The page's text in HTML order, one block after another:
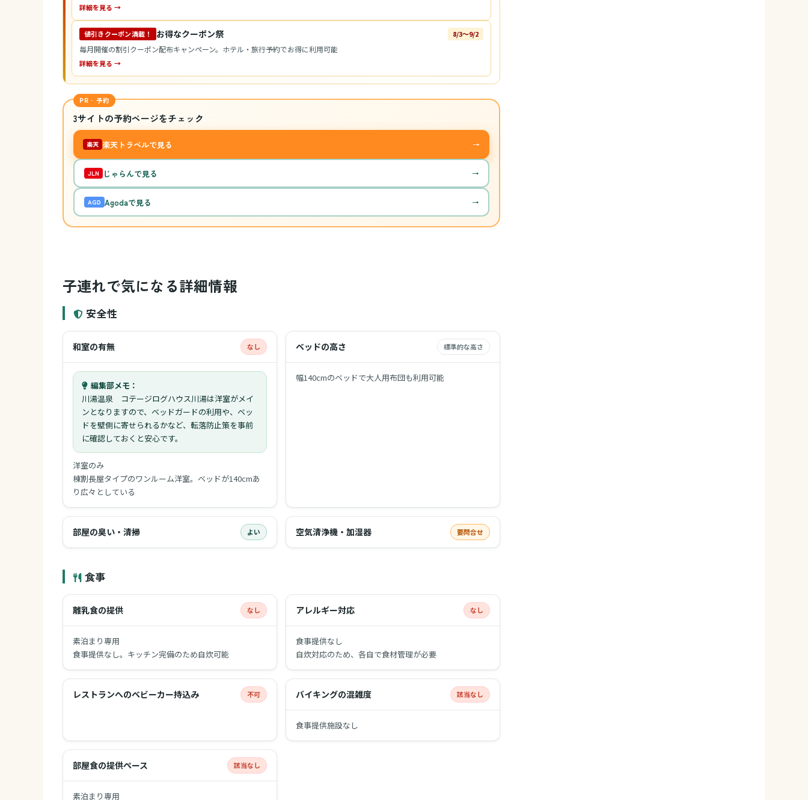
詳細を見る →
値引きクーポン満載！ お得なクーポン祭 8/3〜9/2
毎月開催の割引クーポン配布キャンペーン。ホテル・旅行予約でお得に利用可能
詳細を見る →
PR · 予約
3サイトの予約ページをチェック
楽天 楽天トラベルで見る →
JLN じゃらんで見る →
AGD Agodaで見る →
子連れで気になる詳細情報
安全性
和室の有無 なし
編集部メモ：
川湯温泉 コテージログハウス川湯は洋室がメイ
ンとなりますので、ベッドガードの利用や、ベッ
ドを壁側に寄せられるかなど、転落防止策を事前
に確認しておくと安心です。
洋室のみ
棟割長屋タイプのワンルーム洋室。ベッドが140cmあ
り広々としている
ベッドの高さ 標準的な高さ
幅140cmのベッドで大人用布団も利用可能
部屋の臭い・清掃 よい 空気清浄機・加湿器 要問合せ
食事
離乳食の提供 なし
素泊まり専用
食事提供なし。キッチン完備のため自炊可能
アレルギー対応 なし
食事提供なし
自炊対応のため、各自で食材管理が必要
レストランへのベビーカー持込み 不可 バイキングの混雑度 該当なし
食事提供施設なし
部屋食の提供ペース 該当なし
素泊まり専用